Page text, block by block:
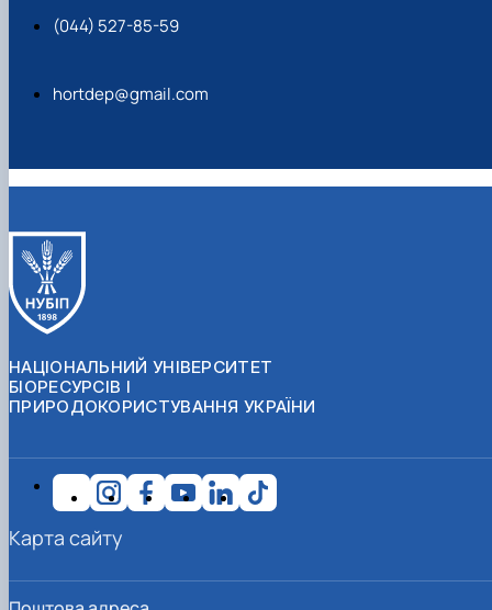
(044) 527-85-59
hortdep@gmail.com
НАЦІОНАЛЬНИЙ УНІВЕРСИТЕТ
БІОРЕСУРСІВ І
ПРИРОДОКОРИСТУВАННЯ УКРАЇНИ
Карта сайту